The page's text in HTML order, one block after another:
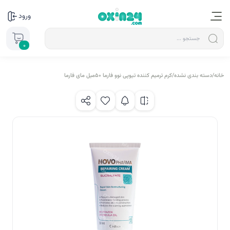
ورود
0
خانه/دسته بندی نشده/کرم ترمیم کننده تیوپی نوو فارما 50میل مای فارما